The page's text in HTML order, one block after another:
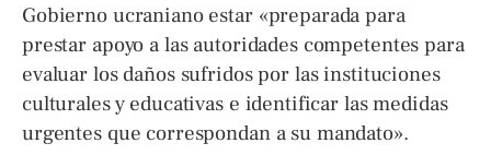
Gobierno ucraniano estar «preparada para
prestar apoyo a las autoridades competentes para
evaluar los daños sufridos por las instituciones
culturales y educativas e identificar las medidas
urgentes que correspondan a su mandato».